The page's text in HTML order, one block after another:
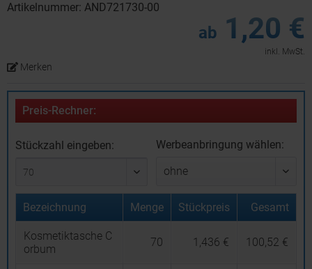
Artikelnummer: AND721730-00
ab 1,20 €
inkl. MwSt.
Merken
Preis-Rechner:
Stückzahl eingeben: Werbeanbringung wählen:
Bezeichnung Menge Stückpreis Gesamt
Kosmetiktasche C
orbum
70 1,436 € 100,52 €